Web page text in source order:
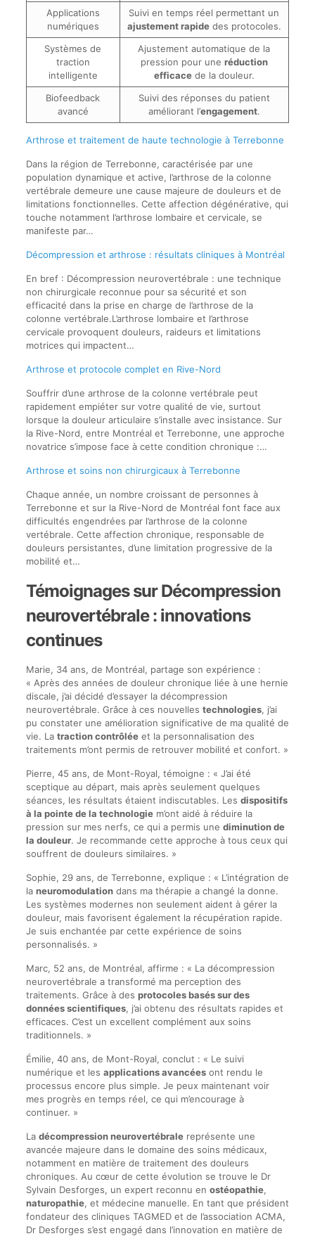
Applications
numériques
Suivi en temps réel permettant un
ajustement rapidedes protocoles.
Systèmes de
traction
intelligente
Ajustement automatique de la
pression pour une réduction
efficacede la douleur.
Biofeedback
avancé
Suivi des réponses du patient
améliorant l’engagement.
Arthrose et traitement de haute technologie à Terrebonne
Dans la région de Terrebonne, caractérisée par une
population dynamique et active, l’arthrose de la colonne
vertébrale demeure une cause majeure de douleurs et de
limitations fonctionnelles. Cette affection dégénérative, qui
touche notamment l’arthrose lombaire et cervicale, se
manifeste par…
Décompression et arthrose : résultats cliniques à Montréal
En bref : Décompression neurovertébrale : une technique
non chirurgicale reconnue pour sa sécurité et son
efficacité dans la prise en charge de l’arthrose de la
colonne vertébrale.L’arthrose lombaire et l’arthrose
cervicale provoquent douleurs, raideurs et limitations
motrices qui impactent…
Arthrose et protocole complet en Rive-Nord
Souffrir d’une arthrose de la colonne vertébrale peut
rapidement empiéter sur votre qualité de vie, surtout
lorsque la douleur articulaire s’installe avec insistance. Sur
la Rive-Nord, entre Montréal et Terrebonne, une approche
novatrice s’impose face à cette condition chronique :…
Arthrose et soins non chirurgicaux à Terrebonne
Chaque année, un nombre croissant de personnes à
Terrebonne et sur la Rive-Nord de Montréal font face aux
difficultés engendrées par l’arthrose de la colonne
vertébrale. Cette affection chronique, responsable de
douleurs persistantes, d’une limitation progressive de la
mobilité et…
Témoignages sur Décompression
neurovertébrale : innovations
continues
Marie, 34 ans, de Montréal, partage son expérience :
« Après des années de douleur chronique liée à une hernie
discale, j’ai décidé d’essayer la décompression
neurovertébrale. Grâce à ces nouvelles technologies, j’ai
pu constater une amélioration significative de ma qualité de
vie. La traction contrôléeet la personnalisation des
traitements m’ont permis de retrouver mobilité et confort. »
Pierre, 45 ans, de Mont-Royal, témoigne : « J’ai été
sceptique au départ, mais après seulement quelques
séances, les résultats étaient indiscutables. Les dispositifs
à la pointe de la technologiem’ont aidé à réduire la
pression sur mes nerfs, ce qui a permis une diminution de
la douleur. Je recommande cette approche à tous ceux qui
souffrent de douleurs similaires. »
Sophie, 29 ans, de Terrebonne, explique : « L’intégration de
la neuromodulationdans ma thérapie a changé la donne.
Les systèmes modernes non seulement aident à gérer la
douleur, mais favorisent également la récupération rapide.
Je suis enchantée par cette expérience de soins
personnalisés. »
Marc, 52 ans, de Montréal, affirme : « La décompression
neurovertébrale a transformé ma perception des
traitements. Grâce à des protocoles basés sur des
données scientifiques, j’ai obtenu des résultats rapides et
efficaces. C’est un excellent complément aux soins
traditionnels. »
Émilie, 40 ans, de Mont-Royal, conclut : « Le suivi
numérique et les applications avancéesont rendu le
processus encore plus simple. Je peux maintenant voir
mes progrès en temps réel, ce qui m’encourage à
continuer. »
La décompression neurovertébralereprésente une
avancée majeure dans le domaine des soins médicaux,
notamment en matière de traitement des douleurs
chroniques. Au cœur de cette évolution se trouve le Dr
Sylvain Desforges, un expert reconnu en ostéopathie,
naturopathie, et médecine manuelle. En tant que président
fondateur des cliniques TAGMED et de l’association ACMA,
Dr Desforges s’est engagé dans l’innovation en matière de